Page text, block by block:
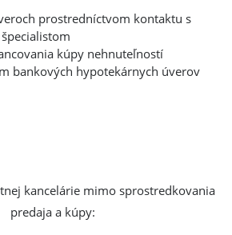
prostredníctvom kontaktu s
kúpy nehnuteľností
bankových hypotekárnych úverov
kancelárie mimo sprostredkovania
predaja a kúpy: